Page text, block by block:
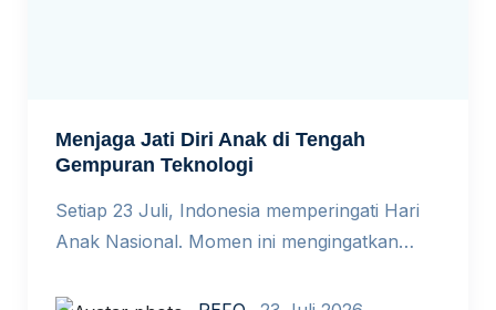
Menjaga Jati Diri Anak di Tengah
Gempuran Teknologi
Setiap 23 Juli, Indonesia memperingati Hari
Anak Nasional. Momen ini mengingatkan
anak tidak hanya belajar menggunakan